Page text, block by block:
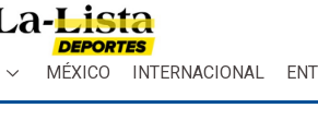
MÉXICO INTERNACIONAL